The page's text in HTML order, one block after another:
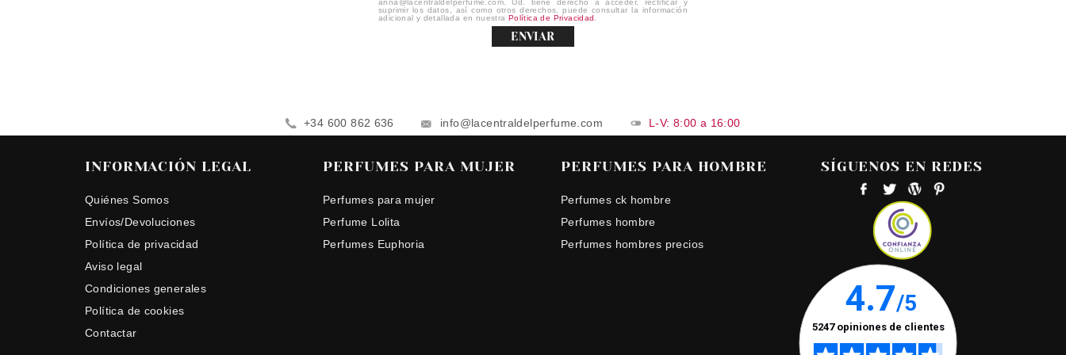
anna@lacentraldelperfume.com. Ud. tiene derecho a acceder, rectificar y
suprimir los datos, así como otros derechos, puede consultar la información
adicional y detallada en nuestra Política de Privacidad
ENVIAR
+34 600 862 636 info@lacentraldelperfume.com L-V: 8:00 a 16:00
INFORMACIÓN LEGAL
Quiénes Somos
Envíos/Devoluciones
Política de privacidad
Aviso legal
Condiciones generales
Política de cookies
Contactar
PERFUMES PARA MUJER
Perfumes para mujer
Perfume Lolita
Perfumes Euphoria
PERFUMES PARA HOMBRE
Perfumes ck hombre
Perfumes hombre
Perfumes hombres precios
SÍGUENOS EN REDES